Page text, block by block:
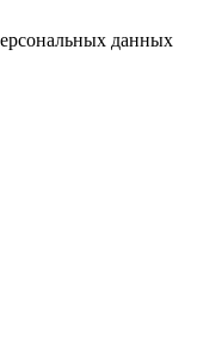
данных